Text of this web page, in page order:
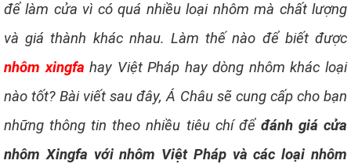
để làm cửa vì có quá nhiều loại nhôm mà chất lượng
và giá thành khác nhau. Làm thế nào để biết được
nhôm xingfa hay Việt Pháp hay dòng nhôm khác loại
nào tốt? Bài viết sau đây, Á Châu sẽ cung cấp cho bạn
những thông tin theo nhiều tiêu chí để đánh giá cửa
nhôm Xingfa với nhôm Việt Pháp và các loại nhôm